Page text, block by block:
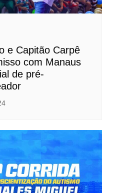
e Capitão Carpê
com Manaus
de pré-